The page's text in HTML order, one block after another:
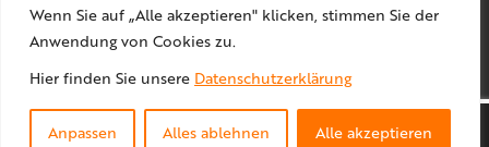
Wenn Sie auf „Alle akzeptieren" klicken, stimmen Sie der
Anwendung von Cookies zu.
Hier finden Sie unsere Datenschutzerklärung
Anpassen Alles ablehnen Alle akzeptieren
© locr GmbH